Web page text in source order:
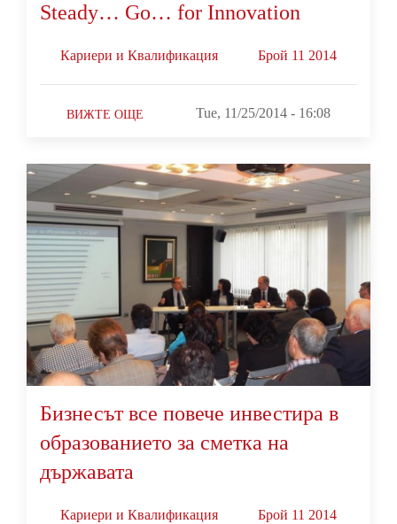
Steady… Go… for Innovation
Кариери и Квалификация Брой 11 2014
ВИЖТЕ ОЩЕ Tue, 11/25/2014 - 16:08
Бизнесът все повече инвестира в
образованието за сметка на
държавата
Кариери и Квалификация Брой 11 2014